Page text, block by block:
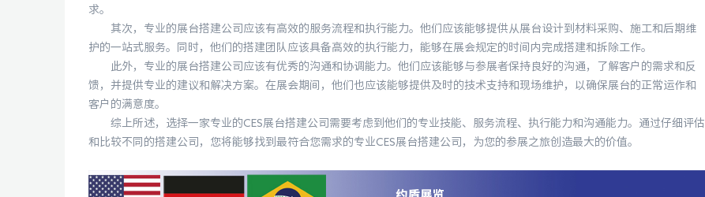
求。
其次，专业的展台搭建公司应该有高效的服务流程和执行能力。他们应该能够提供从展台设计到材料采购、施工和后期维
护的一站式服务。同时，他们的搭建团队应该具备高效的执行能力，能够在展会规定的时间内完成搭建和拆除工作。
此外，专业的展台搭建公司应该有优秀的沟通和协调能力。他们应该能够与参展者保持良好的沟通，了解客户的需求和反
馈，并提供专业的建议和解决方案。在展会期间，他们也应该能够提供及时的技术支持和现场维护，以确保展台的正常运作和
客户的满意度。
综上所述，选择一家专业的CES展台搭建公司需要考虑到他们的专业技能、服务流程、执行能力和沟通能力。通过仔细评估
和比较不同的搭建公司，您将能够找到最符合您需求的专业CES展台搭建公司，为您的参展之旅创造最大的价值。